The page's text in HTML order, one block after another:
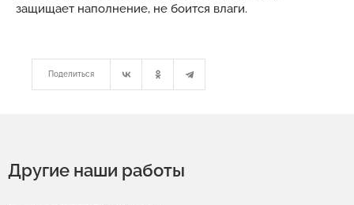
защищает наполнение, не боится влаги.
Поделиться
Другие наши работы